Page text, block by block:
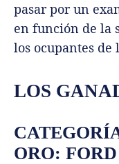
pasar por un
en función de la
los ocupantes de
LOS
ORO: